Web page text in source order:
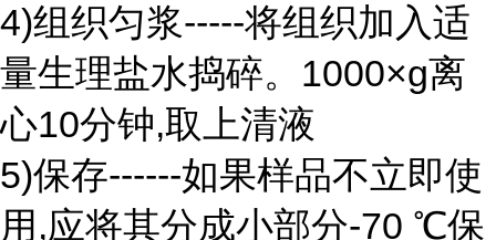
4)组织匀浆-----将组织加入适
量生理盐水捣碎。1000×g离
心10分钟,取上清液
5)保存------如果样品不立即使
用,应将其分成小部分-70 ℃保